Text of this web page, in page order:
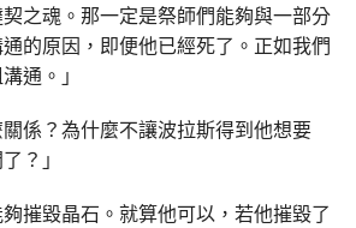
之魂。那一定是祭師們能夠與一部分
的原因，即便他已經死了。正如我們
通。」
關係？為什麼不讓波拉斯得到他想要
？」
夠摧毀晶石。就算他可以，若他摧毀了